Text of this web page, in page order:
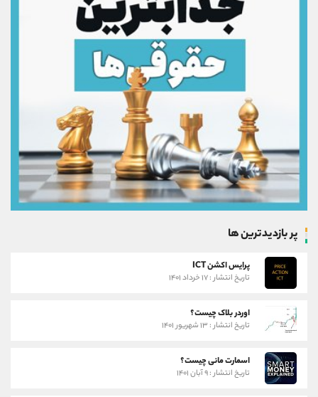
پر بازدیدترین ها
پرایس اکشن ICT
تاریخ انتشار : ۱۷ خرداد ۱۴۰۱
اوردر بلاک چیست؟
تاریخ انتشار : ۱۳ شهریور ۱۴۰۱
اسمارت مانی چیست؟
تاریخ انتشار : ۹ آبان ۱۴۰۱